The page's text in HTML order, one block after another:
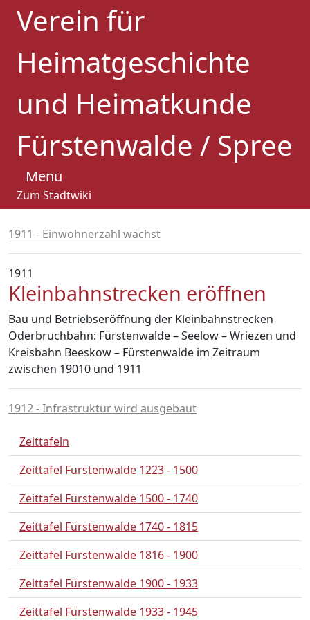
Verein für
Heimatgeschichte
und Heimatkunde
Fürstenwalde / Spree
Menü
Zum Stadtwiki
1911 - Einwohnerzahl wächst
1911
Kleinbahnstrecken eröffnen
Bau und Betriebseröffnung der Kleinbahnstrecken
Oderbruchbahn: Fürstenwalde – Seelow – Wriezen und
Kreisbahn Beeskow – Fürstenwalde im Zeitraum
zwischen 19010 und 1911
1912 - Infrastruktur wird ausgebaut
Zeittafeln
Zeittafel Fürstenwalde 1223 - 1500
Zeittafel Fürstenwalde 1500 - 1740
Zeittafel Fürstenwalde 1740 - 1815
Zeittafel Fürstenwalde 1816 - 1900
Zeittafel Fürstenwalde 1900 - 1933
Zeittafel Fürstenwalde 1933 - 1945